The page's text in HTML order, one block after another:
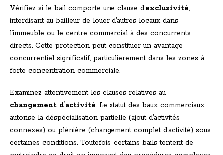
Vérifiez si le bail comporte une clause d’exclusivité,
interdisant au bailleur de louer d’autres locaux dans
l’immeuble ou le centre commercial à des concurrents
directs. Cette protection peut constituer un avantage
concurrentiel significatif, particulièrement dans les zones à
forte concentration commerciale.
Examinez attentivement les clauses relatives au
changement d’activité. Le statut des baux commerciaux
autorise la déspécialisation partielle (ajout d’activités
connexes) ou plénière (changement complet d’activité) sous
certaines conditions. Toutefois, certains bails tentent de